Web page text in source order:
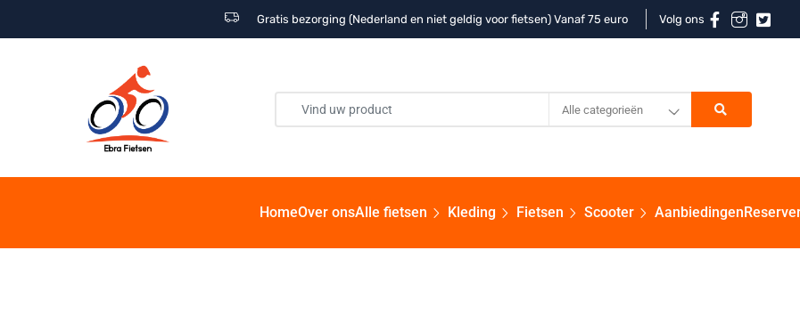
Gratis bezorging (Nederland en niet geldig voor fietsen) Vanaf 75 euro Volg ons
Alle categorieën
HomeOver onsAlle fietsen Kleding Fietsen Scooter Aanbiedingen